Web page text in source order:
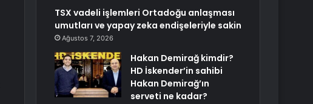
TSX vadeli işlemleri Ortadoğu anlaşması
umutları ve yapay zeka endişeleriyle sakin
Ağustos 7, 2026
Hakan Demirağ kimdir?
HD İskender’in sahibi
Hakan Demirağ’ın
serveti ne kadar?